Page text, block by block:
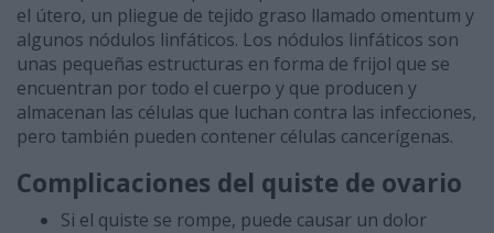
el útero, un pliegue de tejido graso llamado omentum y
algunos nódulos linfáticos. Los nódulos linfáticos son
unas pequeñas estructuras en forma de frijol que se
encuentran por todo el cuerpo y que producen y
almacenan las células que luchan contra las infecciones,
pero también pueden contener células cancerígenas.
Complicaciones del quiste de ovario
Si el quiste se rompe, puede causar un dolor